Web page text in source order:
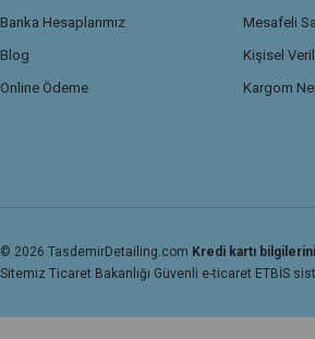
Banka Hesaplarımız
Blog
Online Ödeme
Mesafeli
Kişisel
Kargom
© 2026 TasdemirDetailing.com Kredi kartı
Sitemiz Ticaret Bakanlığı Güvenli e-ticaret ETBİS